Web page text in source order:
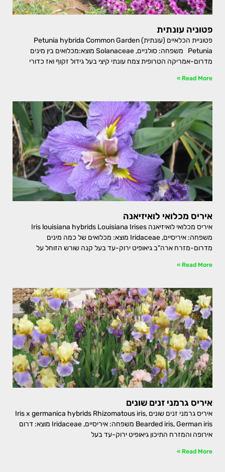
פטוניה עונתית
פטוניית הכלאיים (עונתית) Petunia hybrida Common Garden
Petunia משפחה: סולניים, Solanaceae מוצא:מכלואים בין מינים
מדרום-אמריקה הטרופית צמח עונתי קיצי בעל גידול זקוף ואז כדורי
Read More »
איריס מכלואי לואיזיאנה
איריס מכלואי לואיזיאנה Iris louisiana hybrids Louisiana Irises
משפחה: איריסיים, Iridaceae מוצא: מכלואים של כמה מינים
מדרום-מזרח ארה"ב גיאופיט ירוק-עד בעל קנה שורש הזוחל על
Read More »
איריס גרמני זנים שונים
איריס גרמני זנים שונים Iris x germanica hybrids Rhizomatous iris,
Bearded iris, German iris משפחה: איריסיים, Iridaceae מוצא: דרום
אירופה והמזרח התיכון גיאופיט ירוק-עד בעל
Read More »